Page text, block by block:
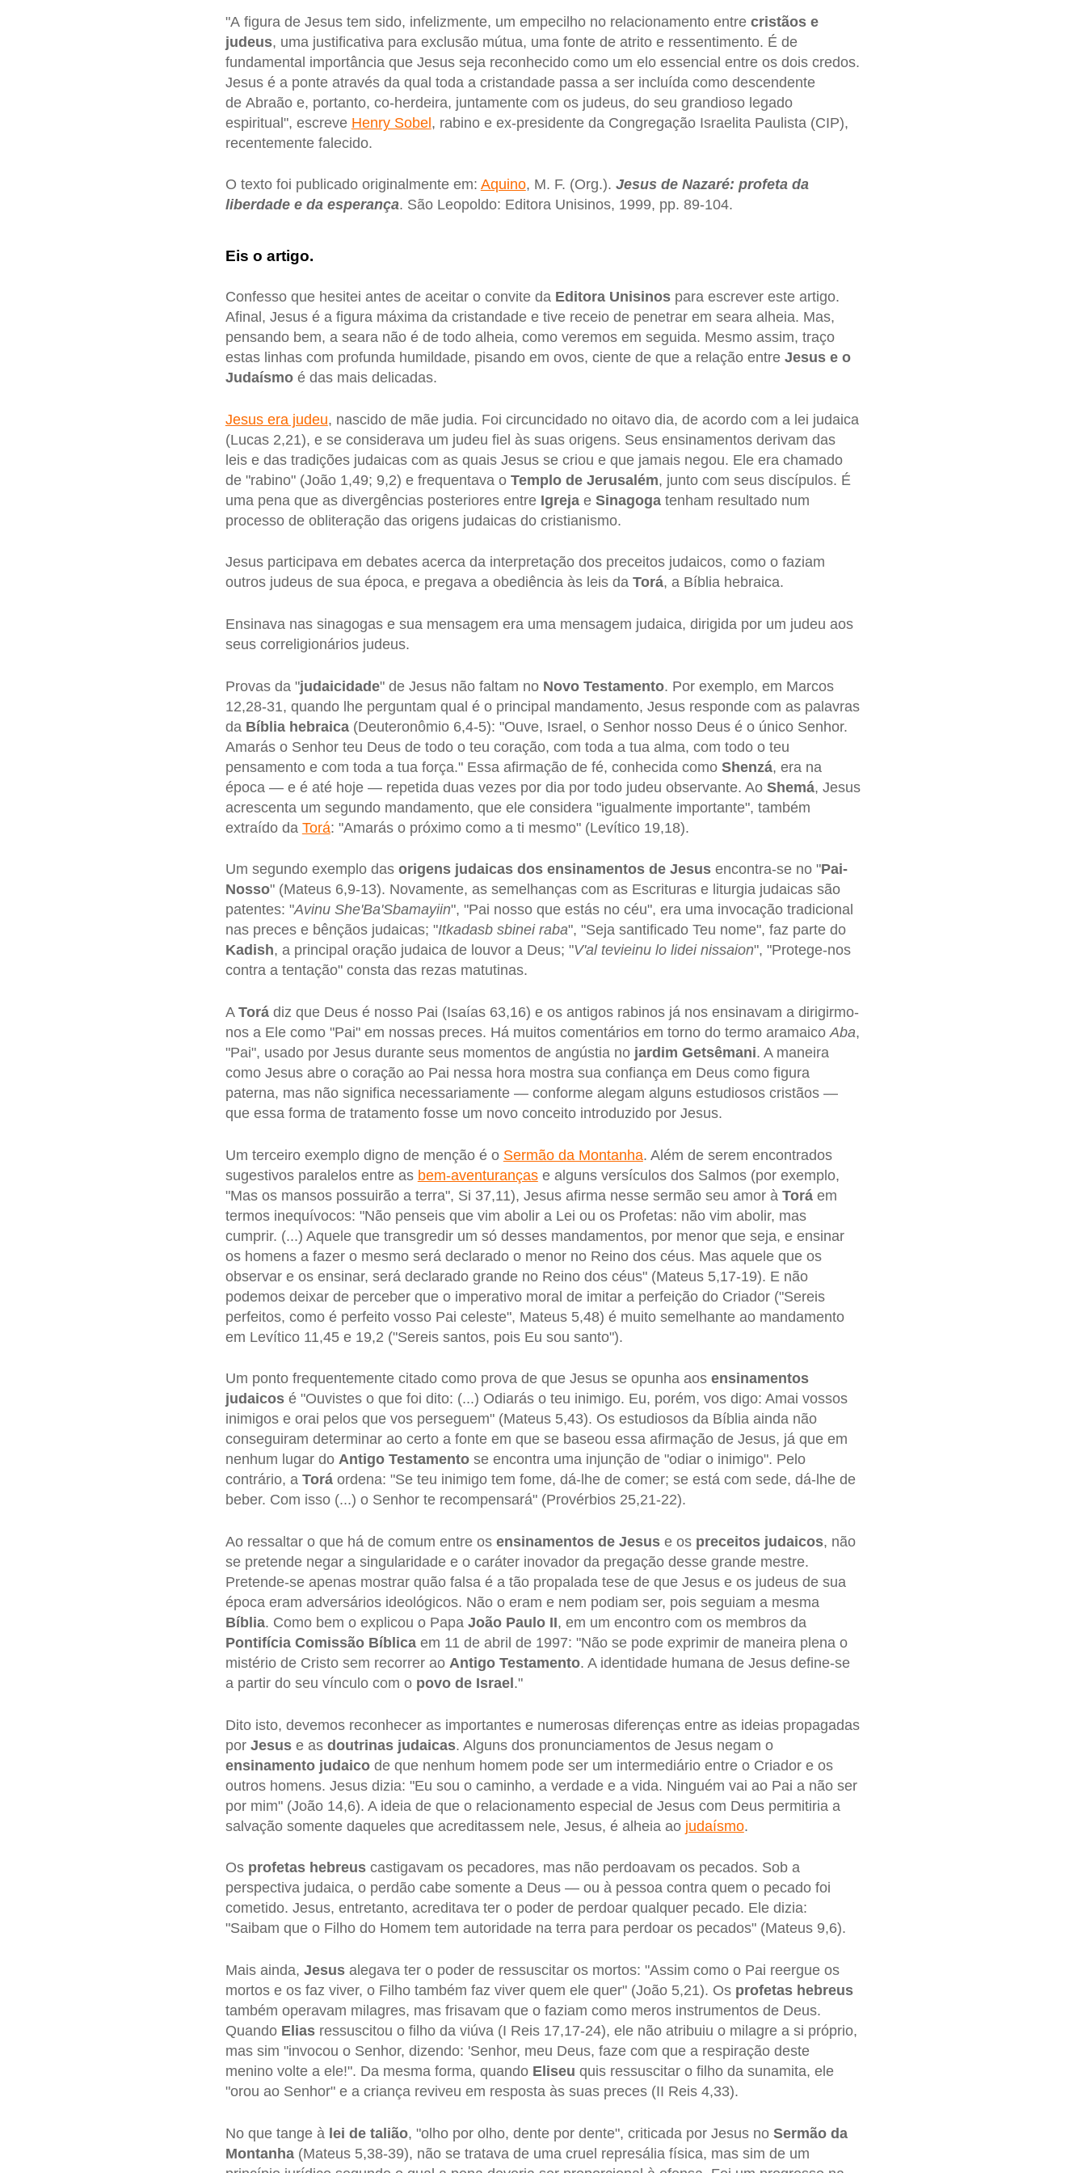
"A figura de Jesus tem sido, infelizmente, um empecilho no relacionamento entre cristãos e
judeus, uma justificativa para exclusão mútua, uma fonte de atrito e ressentimento. É de
fundamental importância que Jesus seja reconhecido como um elo essencial entre os dois credos.
Jesus é a ponte através da qual toda a cristandade passa a ser incluída como descendente
de Abraão e, portanto, co-herdeira, juntamente com os judeus, do seu grandioso legado
espiritual", escreve Henry Sobel, rabino e ex-presidente da Congregação Israelita Paulista (CIP),
recentemente falecido.
O texto foi publicado originalmente em: Aquino, M. F. (Org.). Jesus de Nazaré: profeta da
liberdade e da esperança. São Leopoldo: Editora Unisinos, 1999, pp. 89-104.
Eis o artigo.
Confesso que hesitei antes de aceitar o convite da Editora Unisinospara escrever este artigo.
Afinal, Jesus é a figura máxima da cristandade e tive receio de penetrar em seara alheia. Mas,
pensando bem, a seara não é de todo alheia, como veremos em seguida. Mesmo assim, traço
estas linhas com profunda humildade, pisando em ovos, ciente de que a relação entreJesus e o
Judaísmoé das mais delicadas.
Jesus era judeu, nascido de mãe judia. Foi circuncidado no oitavo dia, de acordo com a lei judaica
(Lucas 2,21), e se considerava um judeu fiel às suas origens. Seus ensinamentos derivam das
leis e das tradições judaicas com as quais Jesus se criou e que jamais negou. Ele era chamado
de "rabino" (João 1,49; 9,2) e frequentava o Templo de Jerusalém, junto com seus discípulos. É
uma pena que as divergências posteriores entre Igrejae Sinagogatenham resultado num
processo de obliteração das origens judaicas do cristianismo.
Jesus participava em debates acerca da interpretação dos preceitos judaicos, como o faziam
outros judeus de sua época, e pregava a obediência às leis da Torá, a Bíblia hebraica.
Ensinava nas sinagogas e sua mensagem era uma mensagem judaica, dirigida por um judeu aos
seus correligionários judeus.
Provas da "judaicidade" de Jesus não faltam no Novo Testamento. Por exemplo, em Marcos
12,28-31, quando lhe perguntam qual é o principal mandamento, Jesus responde com as palavras
da Bíblia hebraica(Deuteronômio 6,4-5): "Ouve, Israel, o Senhor nosso Deus é o único Senhor.
Amarás o Senhor teu Deus de todo o teu coração, com toda a tua alma, com todo o teu
pensamento e com toda a tua força." Essa afirmação de fé, conhecida como Shenzá, era na
época — e é até hoje — repetida duas vezes por dia por todo judeu observante. Ao Shemá, Jesus
acrescenta um segundo mandamento, que ele considera "igualmente importante", também
extraído da Torá: "Amarás o próximo como a ti mesmo" (Levítico 19,18).
Um segundo exemplo das origens judaicas dos ensinamentos de Jesusencontra-se no "Pai-
Nosso" (Mateus 6,9-13). Novamente, as semelhanças com as Escrituras e liturgia judaicas são
patentes: "Avinu She'Ba'Sbamayiin", "Pai nosso que estás no céu", era uma invocação tradicional
nas preces e bênçãos judaicas; "Itkadasb sbinei raba", "Seja santificado Teu nome", faz parte do
Kadish, a principal oração judaica de louvor a Deus; "V'al tevieinu lo lidei nissaion", "Protege-nos
contra a tentação" consta das rezas matutinas.
A Torádiz que Deus é nosso Pai (Isaías 63,16) e os antigos rabinos já nos ensinavam a dirigirmo-
nos a Ele como "Pai" em nossas preces. Há muitos comentários em torno do termo aramaicoAba,
"Pai", usado por Jesus durante seus momentos de angústia no jardim Getsêmani. A maneira
como Jesus abre o coração ao Pai nessa hora mostra sua confiança em Deus como figura
paterna, mas não significa necessariamente — conforme alegam alguns estudiosos cristãos —
que essa forma de tratamento fosse um novo conceito introduzido por Jesus.
Um terceiro exemplo digno de menção é o Sermão da Montanha. Além de serem encontrados
sugestivos paralelos entre as bem-aventurançase alguns versículos dos Salmos (por exemplo,
"Mas os mansos possuirão a terra", Si 37,11), Jesus afirma nesse sermão seu amor à Toráem
termos inequívocos: "Não penseis que vim abolir a Lei ou os Profetas: não vim abolir, mas
cumprir. (...) Aquele que transgredir um só desses mandamentos, por menor que seja, e ensinar
os homens a fazer o mesmo será declarado o menor no Reino dos céus. Mas aquele que os
observar e os ensinar, será declarado grande no Reino dos céus" (Mateus 5,17-19). E não
podemos deixar de perceber que o imperativo moral de imitar a perfeição do Criador ("Sereis
perfeitos, como é perfeito vosso Pai celeste", Mateus 5,48) é muito semelhante ao mandamento
em Levítico 11,45 e 19,2 ("Sereis santos, pois Eu sou santo").
Um ponto frequentemente citado como prova de que Jesus se opunha aos ensinamentos
judaicosé "Ouvistes o que foi dito: (...) Odiarás o teu inimigo. Eu, porém, vos digo: Amai vossos
inimigos e orai pelos que vos perseguem" (Mateus 5,43). Os estudiosos da Bíblia ainda não
conseguiram determinar ao certo a fonte em que se baseou essa afirmação de Jesus, já que em
nenhum lugar do Antigo Testamentose encontra uma injunção de "odiar o inimigo". Pelo
contrário, a Toráordena: "Se teu inimigo tem fome, dá-lhe de comer; se está com sede, dá-lhe de
beber. Com isso (...) o Senhor te recompensará" (Provérbios 25,21-22).
Ao ressaltar o que há de comum entre os ensinamentos de Jesuse os preceitos judaicos, não
se pretende negar a singularidade e o caráter inovador da pregação desse grande mestre.
Pretende-se apenas mostrar quão falsa é a tão propalada tese de que Jesus e os judeus de sua
época eram adversários ideológicos. Não o eram e nem podiam ser, pois seguiam a mesma
Bíblia. Como bem o explicou o PapaJoão Paulo II, em um encontro com os membros da
Pontifícia Comissão Bíblicaem 11 de abril de 1997: "Não se pode exprimir de maneira plena o
mistério de Cristo sem recorrer ao Antigo Testamento. A identidade humana de Jesus define-se
a partir do seu vínculo com o povo de Israel ."
Dito isto, devemos reconhecer as importantes e numerosas diferenças entre as ideias propagadas
por Jesuse as doutrinas judaicas. Alguns dos pronunciamentos de Jesus negam o
ensinamento judaicode que nenhum homem pode ser um intermediário entre o Criador e os
outros homens. Jesus dizia: "Eu sou o caminho, a verdade e a vida. Ninguém vai ao Pai a não ser
por mim" (João 14,6). A ideia de que o relacionamento especial de Jesus com Deus permitiria a
salvação somente daqueles que acreditassem nele, Jesus, é alheia ao judaísmo.
Os profetas hebreuscastigavam os pecadores, mas não perdoavam os pecados. Sob a
perspectiva judaica, o perdão cabe somente a Deus — ou à pessoa contra quem o pecado foi
cometido. Jesus, entretanto, acreditava ter o poder de perdoar qualquer pecado. Ele dizia:
"Saibam que o Filho do Homem tem autoridade na terra para perdoar os pecados" (Mateus 9,6).
Mais ainda, Jesusalegava ter o poder de ressuscitar os mortos: "Assim como o Pai reergue os
mortos e os faz viver, o Filho também faz viver quem ele quer" (João 5,21). Os profetas hebreus
também operavam milagres, mas frisavam que o faziam como meros instrumentos de Deus.
Quando Eliasressuscitou o filho da viúva (I Reis 17,17-24), ele não atribuiu o milagre a si próprio,
mas sim "invocou o Senhor, dizendo: 'Senhor, meu Deus, faze com que a respiração deste
menino volte a ele!". Da mesma forma, quando Eliseu quis ressuscitar o filho da sunamita, ele
"orou ao Senhor" e a criança reviveu em resposta às suas preces (II Reis 4,33).
No que tange à lei de talião, "olho por olho, dente por dente", criticada por Jesus no Sermão da
Montanha(Mateus 5,38-39), não se tratava de uma cruel represália física, mas sim de um